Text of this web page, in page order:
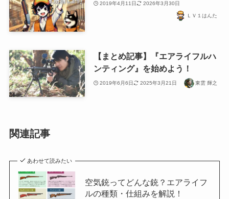
2019年4月11日 2026年3月30日
ＬＶ１はんた
【まとめ記事】『エアライフルハ
ンティング』を始めよう！
2019年6月6日 2025年3月21日 東雲 輝之
関連記事
あわせて読みたい
空気銃ってどんな銃？エアライフ
ルの種類・仕組みを解説！